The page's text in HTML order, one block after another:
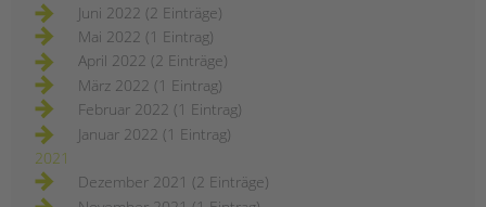
Juni 2022 (2 Einträge)
Mai 2022 (1 Eintrag)
April 2022 (2 Einträge)
März 2022 (1 Eintrag)
Februar 2022 (1 Eintrag)
Januar 2022 (1 Eintrag)
2021
Dezember 2021 (2 Einträge)